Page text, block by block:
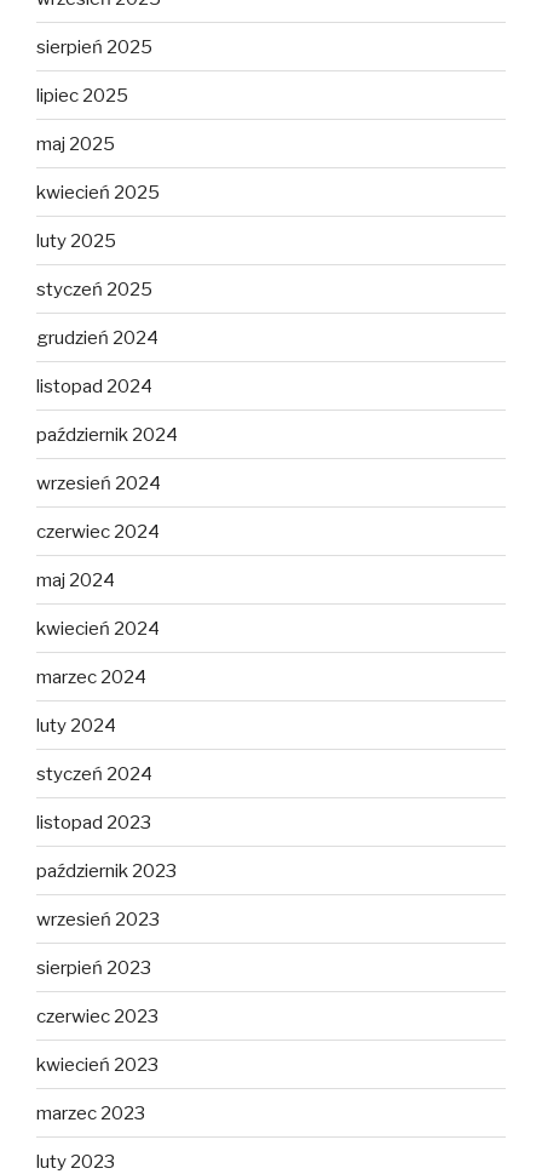
sierpień 2025
lipiec 2025
maj 2025
kwiecień 2025
luty 2025
styczeń 2025
grudzień 2024
listopad 2024
październik 2024
wrzesień 2024
czerwiec 2024
maj 2024
kwiecień 2024
marzec 2024
luty 2024
styczeń 2024
listopad 2023
październik 2023
wrzesień 2023
sierpień 2023
czerwiec 2023
kwiecień 2023
marzec 2023
luty 2023